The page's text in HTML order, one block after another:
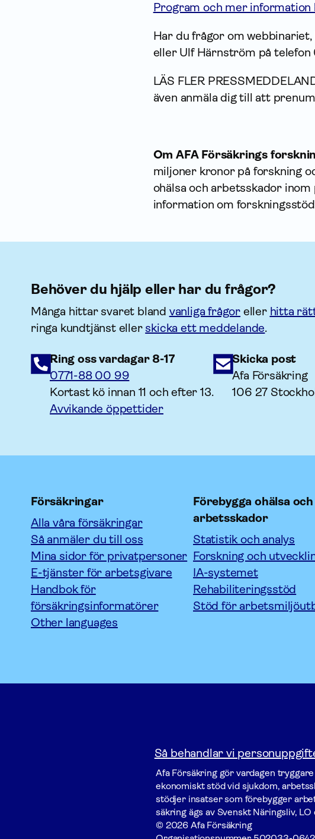
Program och mer information
Har du frågor om
eller Ulf Härnström på
LÄS FLER
även anmäla dig till att
Om AFA Försäkrings
miljoner kronor på forskning
ohälsa och arbetsskador
information om
Behöver du hjälp eller har du frågor?
Många hittar svaret bland vanliga frågor eller hitta
ringa kundtjänst eller skicka ett meddelande.
Ring oss vardagar 8-17
0771-88 00 99
Kortast kö innan 11 och efter 13.
Avvikande öppettider
Skicka post
Afa Försäkring
106 27
Försäkringar
Alla våra försäkringar
Så anmäler du till oss
Mina sidor för privatpersoner
E-tjänster för arbetsgivare
Handbok för
försäkringsinformatörer
Other languages
Förebygga ohälsa och
arbetsskador
Statistik och analys
Forskning och
IA-systemet
Rehabiliteringsstöd
Stöd för
Så behandlar vi
Afa För­säkring gör vardagen
ekonomiskt stöd vid sjukdom,
stödjer insatser som förebygger
säkring ägs av Svenskt Näringsliv, LO
© 2026 Afa Försäkring